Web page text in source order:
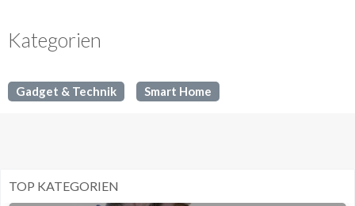
Kategorien
Gadget & Technik Smart Home
TOP KATEGORIEN